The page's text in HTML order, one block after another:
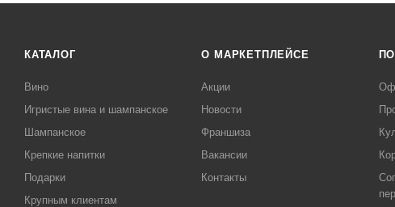
КАТАЛОГ
Вино
Игристые вина и шампанское
Шампанское
Крепкие напитки
Подарки
Крупным клиентам
О МАРКЕТПЛЕЙСЕ
Акции
Новости
Франшиза
Вакансии
Контакты